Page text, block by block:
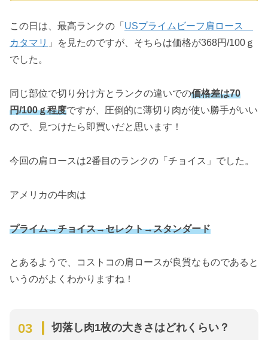
この日は、最高ランクの「 USプライムビーフ肩ロース
カタマリ 」を見たのですが、そちらは価格が368円/100ｇ
でした。
同じ部位で切り分け方とランクの違いでの価格差は70
円/100ｇ程度ですが、圧倒的に薄切り肉が使い勝手がいい
ので、見つけたら即買いだと思います！
今回の肩ロースは2番目のランクの「チョイス」でした。
アメリカの牛肉は
プライム→チョイス→セレクト→スタンダード
とあるようで、コストコの肩ロースが良質なものであると
いうのがよくわかりますね！
切落し肉1枚の大きさはどれくらい？